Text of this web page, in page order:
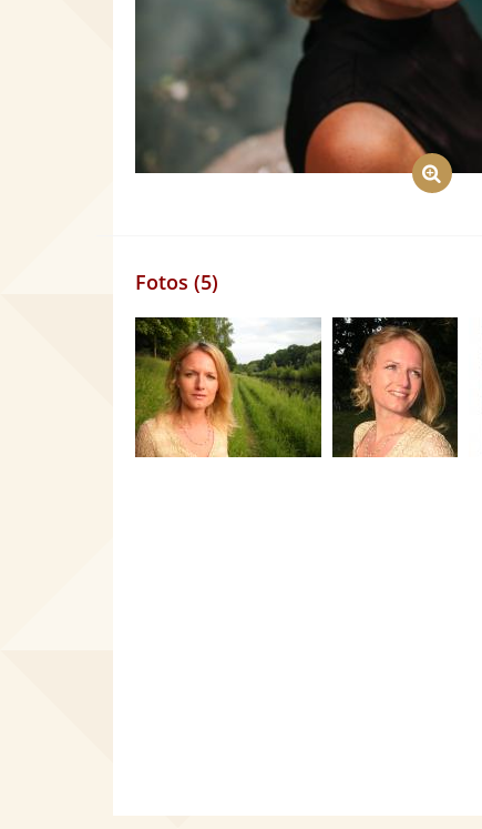
Fotos (5)